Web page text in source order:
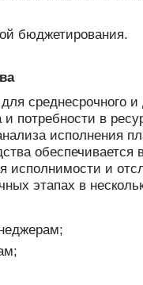
бюджетирования.
среднесрочного и
потребности в
исполнения
обеспечивается
исполнимости и
этапах в